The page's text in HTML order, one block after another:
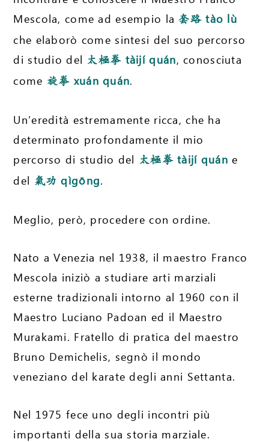
Mescola, come ad esempio la套路 tào lù
che elaborò come sintesi del suo percorso
di studio del 太極拳 tàijí quán, conosciuta
come 旋拳 xuán quán.
Un’eredità estremamente ricca, che ha
determinato profondamente il mio
percorso di studio del 太極拳 tàijí quán e
del 氣功 qìgōng.
Meglio, però, procedere con ordine.
Nato a Venezia nel 1938, il maestro Franco
Mescola iniziò a studiare arti marziali
esterne tradizionali intorno al 1960 con il
Maestro Luciano Padoan ed il Maestro
Murakami. Fratello di pratica del maestro
Bruno Demichelis, segnò il mondo
veneziano del karate degli anni Settanta.
Nel 1975 fece uno degli incontri più
importanti della sua storia marziale.